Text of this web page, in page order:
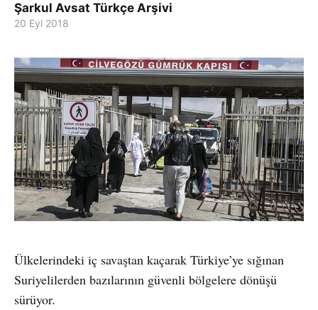
Şarkul Avsat Türkçe Arşivi
20 Eyl 2018
Ülkelerindeki iç savaştan kaçarak Türkiye’ye sığınan
Suriyelilerden bazılarının güvenli bölgelere dönüşü
sürüyor.